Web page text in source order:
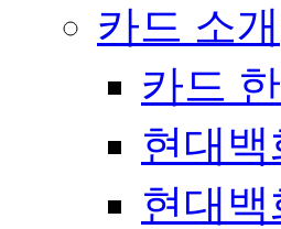
카드 소개
카드
현대
현대